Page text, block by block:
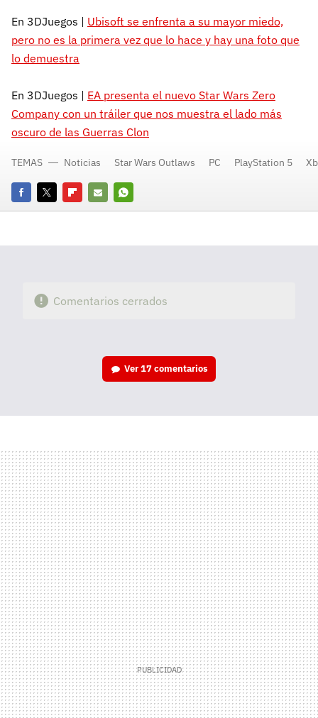
En 3DJuegos | Ubisoft se enfrenta a su mayor miedo,
pero no es la primera vez que lo hace y hay una foto que
lo demuestra
En 3DJuegos | EA presenta el nuevo Star Wars Zero
Company con un tráiler que nos muestra el lado más
oscuro de las Guerras Clon
FacebookTwitterFlipboard
E-
Whatsapp
TEMAS Noticias Star Wars Outlaws PC PlayStation 5
Comentarios cerrados
Ver17 comentarios